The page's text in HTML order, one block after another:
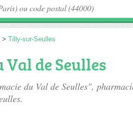
> Tilly-sur-Seulles
de Seulles
du Val de Seulles",